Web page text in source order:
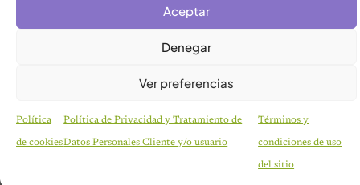
Aceptar
Denegar
Ver preferencias
Política
de cookies
Política de Privacidad y Tratamiento de
Datos Personales Cliente y/o usuario
Términos y
condiciones de uso
del sitio
CURIOSIDADES
Pareja se despierta y encuentra a una perrita